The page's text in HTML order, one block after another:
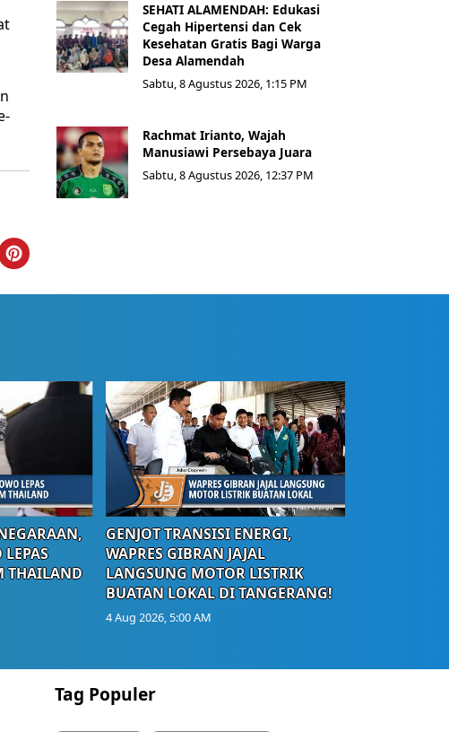
SEHATI ALAMENDAH: Edukasi
Cegah Hipertensi dan Cek
Kesehatan Gratis Bagi Warga
Desa Alamendah
Sabtu, 8 Agustus 2026, 1:15 PM
Rachmat Irianto, Wajah
Manusiawi Persebaya Juara
Sabtu, 8 Agustus 2026, 12:37 PM
THAILAND
GENJOT TRANSISI ENERGI,
WAPRES GIBRAN JAJAL
LANGSUNG MOTOR LISTRIK
BUATAN LOKAL DI TANGERANG!
4 Aug 2026, 5:00 AM
Tag Populer